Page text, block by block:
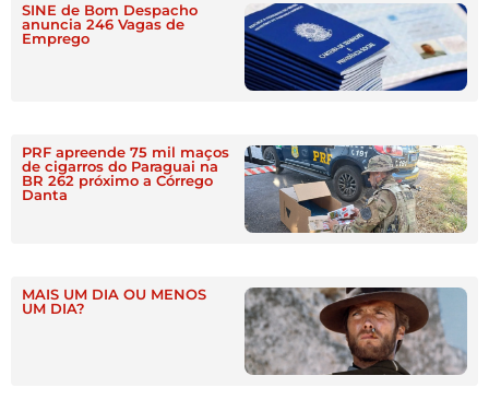
SINE de Bom Despacho
anuncia 246 Vagas de
Emprego
PRF apreende 75 mil maços
de cigarros do Paraguai na
BR 262 próximo a Córrego
Danta
MAIS UM DIA OU MENOS
UM DIA?